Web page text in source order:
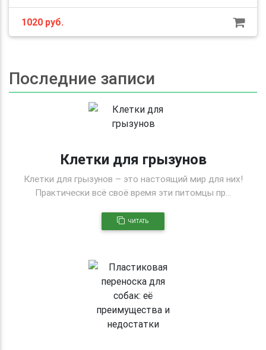
1020 руб.
Последние записи
Клетки для грызунов
Клетки для грызунов – это настоящий мир для них!
Практически всё своё время эти питомцы пр...
ЧИТАТЬ